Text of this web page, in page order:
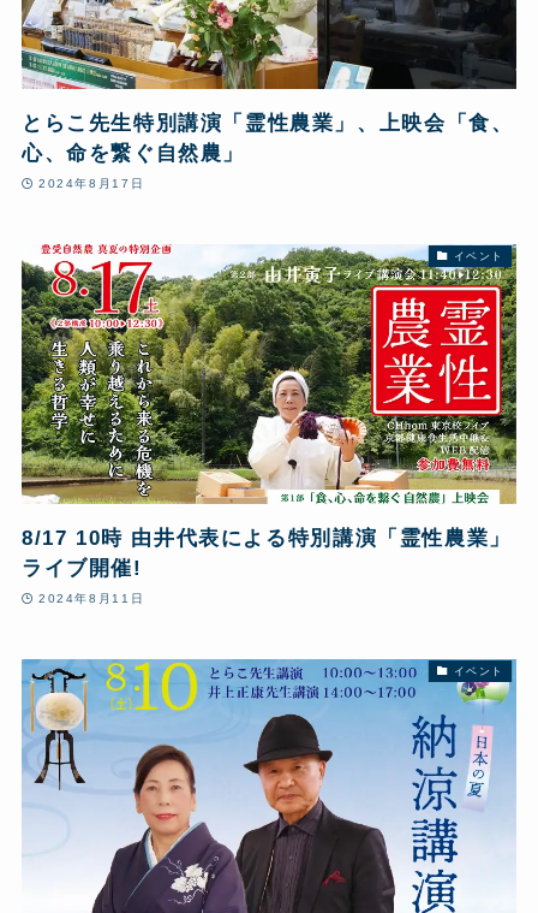
とらこ先生特別講演「霊性農業」、上映会「食、
心、命を繋ぐ自然農」
2024年8月17日
イベント
8/17 10時 由井代表による特別講演「霊性農業」
ライブ開催!
2024年8月11日
イベント